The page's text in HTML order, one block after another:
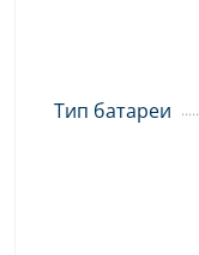
Тип батареи